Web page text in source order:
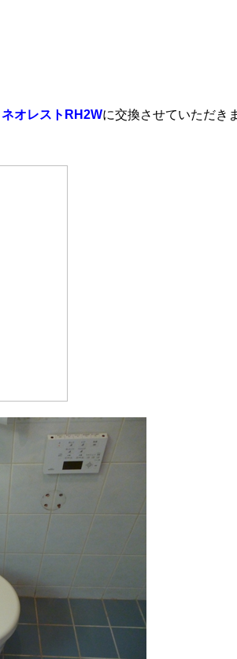
ネオレストRH2Wに交換させていただき